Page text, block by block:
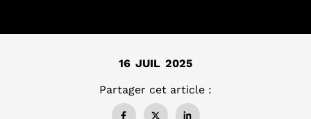
16 JUIL 2025
Partager cet article :